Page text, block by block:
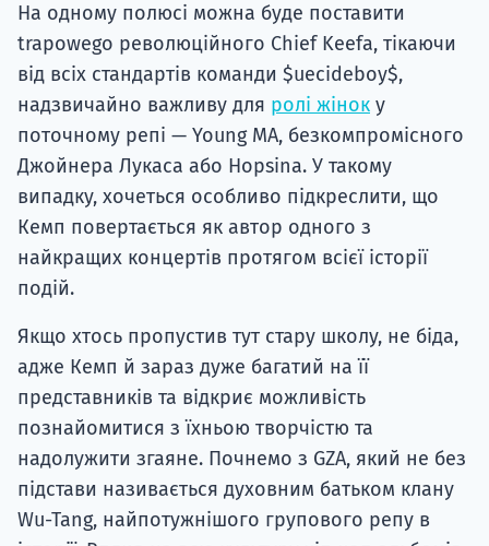
На одному полюсі можна буде поставити
trapowego революційного Chief Keefa, тікаючи
від всіх стандартів команди $uecideboy$,
надзвичайно важливу для ролі жінок у
поточному репі — Young MA, безкомпромісного
Джойнера Лукаса або Hopsina. У такому
випадку, хочеться особливо підкреслити, що
Кемп повертається як автор одного з
найкращих концертів протягом всієї історії
подій.
Якщо хтось пропустив тут стару школу, не біда,
адже Кемп й зараз дуже багатий на її
представників та відкриє можливість
познайомитися з їхньою творчістю та
надолужити згаяне. Почнемо з GZA, який не без
підстави називається духовним батьком клану
Wu-Tang, найпотужнішого групового репу в